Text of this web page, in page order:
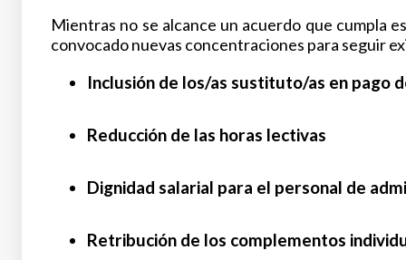
Mientras no se alcance un acuerdo que cumpla
convocado nuevas concentraciones para seguir
Inclusión de los/as sustituto/as en pago
Reducción de las horas lectivas
Dignidad salarial para el personal de
Retribución de los complementos